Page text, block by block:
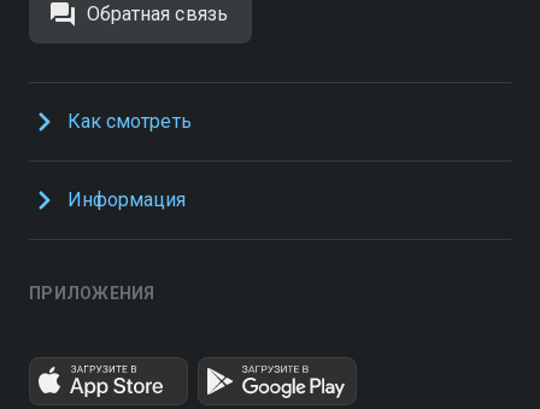
Обратная связь
Как смотреть
Информация
ПРИЛОЖЕНИЯ